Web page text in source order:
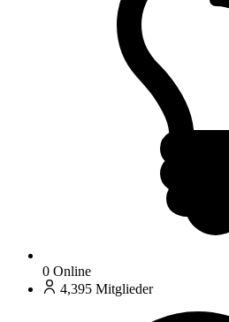
0 Online
4,395 Mitglieder